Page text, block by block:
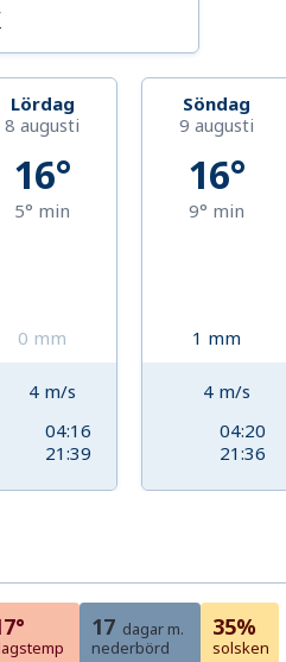
Lördag
8 augusti
16°
5° min
0 mm
4 m/s
04:16
21:39
Söndag
9 augusti
16°
9° min
1 mm
4 m/s
04:20
21:36
17 dagar m.
nederbörd
35%
solsken